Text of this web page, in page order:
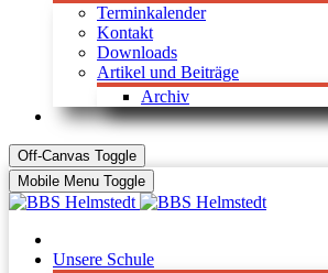
Terminkalender
Kontakt
Downloads
Artikel und Beiträge
Archiv
Off-Canvas Toggle
Mobile Menu Toggle
Unsere Schule